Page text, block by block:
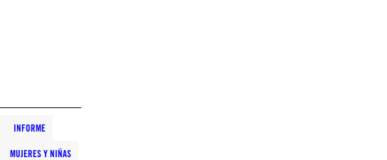
INFORME
MUJERES Y NIÑAS